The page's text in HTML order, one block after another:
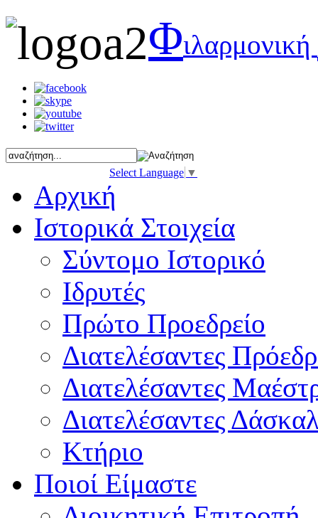
Φιλαρμονική
Select Language ▼
Αρχική
Ιστορικά Στοιχεία
Σύντομο Ιστορικό
Ιδρυτές
Πρώτο Προεδρείο
Διατελέσαντες
Διατελέσαντες
Διατελέσαντες
Κτήριο
Ποιοί Είμαστε